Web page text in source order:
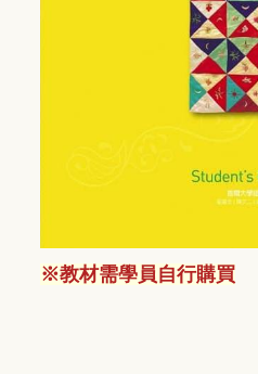
※教材需學員自行購買